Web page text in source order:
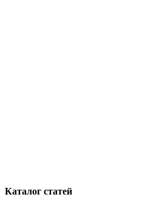
Каталог статей